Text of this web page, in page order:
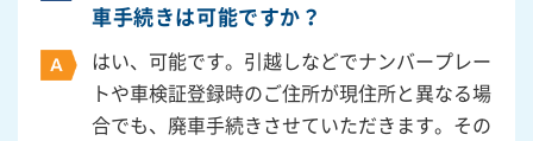
車手続きは可能ですか？
はい、可能です。引越しなどでナンバープレー
トや車検証登録時のご住所が現住所と異なる場
合でも、廃車手続きさせていただきます。その